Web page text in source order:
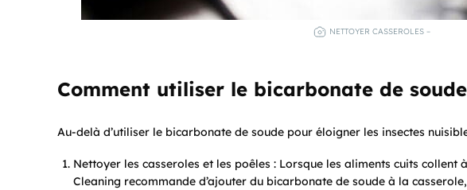
NETTOYER CASSEROLES –
Comment utiliser le bicarbonate de
Au-delà d’utiliser le bicarbonate de soude pour éloigner les insectes
Nettoyer les casseroles et les poêles : Lorsque les aliments cuits collent
Cleaning recommande d’ajouter du bicarbonate de soude à la